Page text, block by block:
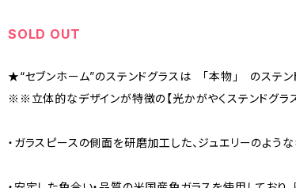
SOLD OUT
★“セブンホーム”のステンドグラスは 「本物」 のステ
※※立体的なデザインが特徴の【光かがやくステンドグラ
・ガラスピースの側面を研磨加工した、ジュエリーのよう